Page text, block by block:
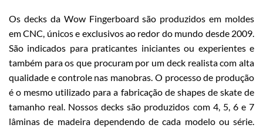
Os decks da Wow Fingerboard são produzidos em moldes
em CNC, únicos e exclusivos ao redor do mundo desde 2009.
São indicados para praticantes iniciantes ou experientes e
também para os que procuram por um deck realista com alta
qualidade e controle nas manobras. O processo de produção
é o mesmo utilizado para a fabricação de shapes de skate de
tamanho real. Nossos decks são produzidos com 4, 5, 6 e 7
lâminas de madeira dependendo de cada modelo ou série.